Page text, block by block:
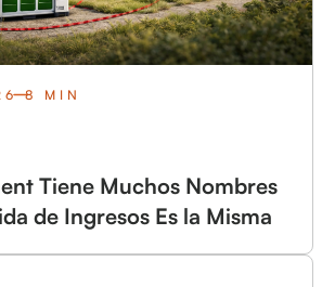
8 MIN
Tiene Muchos Nombres
de Ingresos Es la Misma